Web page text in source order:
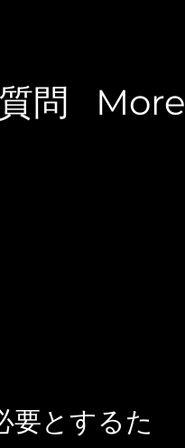
問 More
要とするた